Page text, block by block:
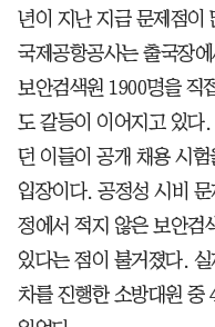
년이 지난 지금 문제점이
국제공항공사는 출국장
보안검색원 1900명을 직
도 갈등이 이어지고 있다
던 이들이 공개 채용 시
입장이다. 공정성 시비
정에서 적지 않은 보안검
있다는 점이 불거졌다.
차를 진행한 소방대원 중